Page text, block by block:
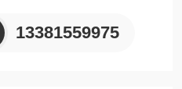
13381559975